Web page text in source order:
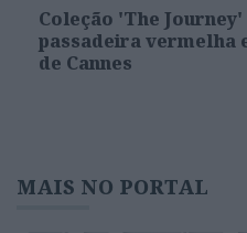
Coleção 'The
passadeira vermelha
de Cannes
MAIS NO PORTAL